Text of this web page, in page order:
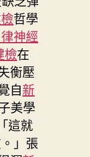
哲學
神經
檢在
衡壓
自新
美學
這就
」張